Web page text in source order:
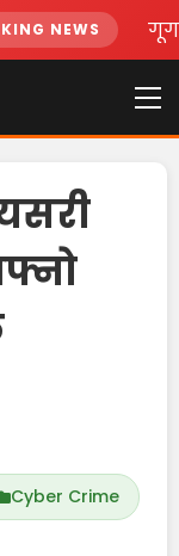
NEWS
Cyber Crime